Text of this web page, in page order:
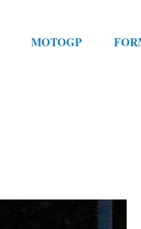
MOTOGP